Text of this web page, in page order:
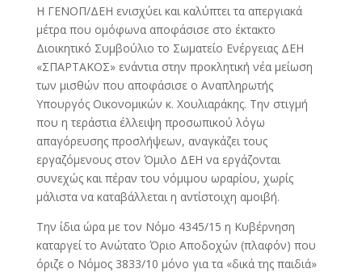
Η ΓΕΝΟΠ/ΔΕΗ ενισχύει και καλύπτει τα απεργιακά
μέτρα που ομόφωνα αποφάσισε στο έκτακτο
Διοικητικό Συμβούλιο το Σωματείο Ενέργειας ΔΕΗ
«ΣΠΑΡΤΑΚΟΣ» ενάντια στην προκλητική νέα μείωση
των μισθών που αποφάσισε ο Αναπληρωτής
Υπουργός Οικονομικών κ. Χουλιαράκης. Την στιγμή
που η τεράστια έλλειψη προσωπικού λόγω
απαγόρευσης προσλήψεων, αναγκάζει τους
εργαζόμενους στον Όμιλο ΔΕΗ να εργάζονται
συνεχώς και πέραν του νόμιμου ωραρίου, χωρίς
μάλιστα να καταβάλλεται η αντίστοιχη αμοιβή.
Την ίδια ώρα με τον Νόμο 4345/15 η Κυβέρνηση
καταργεί το Ανώτατο Όριο Αποδοχών (πλαφόν) που
όριζε ο Νόμος 3833/10 μόνο για τα «δικά της παιδιά»